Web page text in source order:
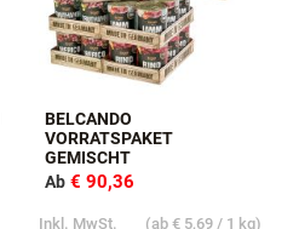
BELCANDO
VORRATSPAKET
GEMISCHT
Ab € 90,36
Inkl. MwSt. (ab € 5,69 / 1 kg)